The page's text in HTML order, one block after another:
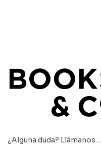
¿Alguna duda? Llámanos…